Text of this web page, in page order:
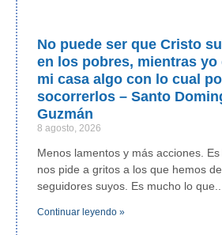
No puede ser que Cristo
en los pobres, mientras yo
mi casa algo con lo cual
socorrerlos – Santo
Guzmán
8 agosto, 2026
Menos lamentos y más acciones.
nos pide a gritos a los que hemos
seguidores suyos. Es mucho lo que
Continuar leyendo »